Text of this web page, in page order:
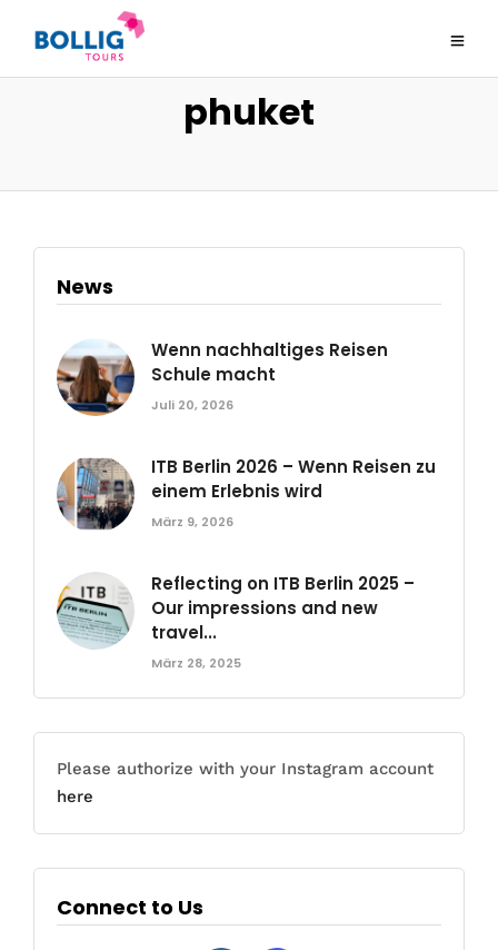
phuket
News
Wenn nachhaltiges Reisen
Schule macht
Juli 20, 2026
ITB Berlin 2026 – Wenn Reisen zu
einem Erlebnis wird
März 9, 2026
Reflecting on ITB Berlin 2025 –
Our impressions and new
travel...
März 28, 2025
Please authorize with your Instagram account
here
Connect to Us